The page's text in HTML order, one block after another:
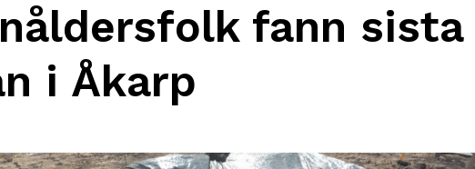
fann sista
i Åkarp